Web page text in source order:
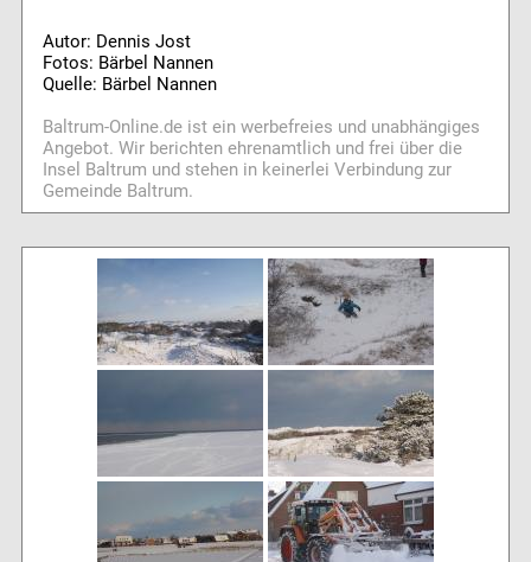
Autor: Dennis Jost
Fotos: Bärbel Nannen
Quelle: Bärbel Nannen
Baltrum-Online.de ist ein werbefreies und unabhängiges
Angebot. Wir berichten ehrenamtlich und frei über die
Insel Baltrum und stehen in keinerlei Verbindung zur
Gemeinde Baltrum.